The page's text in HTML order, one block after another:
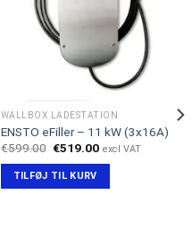
WALLBOX LADESTATION
ENSTO eFiller – 11 kW (3x16A)
€599.00 Den
pris
var:
€599.00.
€519.00Den
€519.00.
excl VAT
TILFØJ TIL KURV